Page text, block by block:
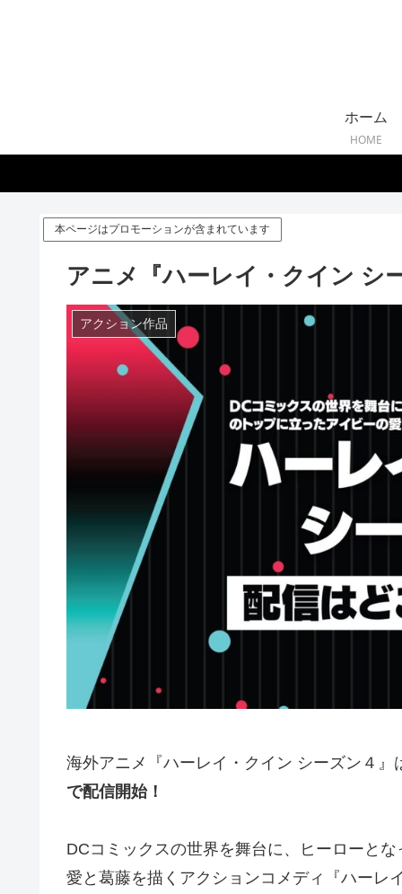
ホーム
HOME
本ページはプロモーションが含まれています
アニメ『ハーレイ・クイン シ
アクション作品
海外アニメ『ハーレイ・クイン シーズン４』
で配信開始！
DCコミックスの世界を舞台に、ヒーローと
愛と葛藤を描くアクションコメディ『ハーレ